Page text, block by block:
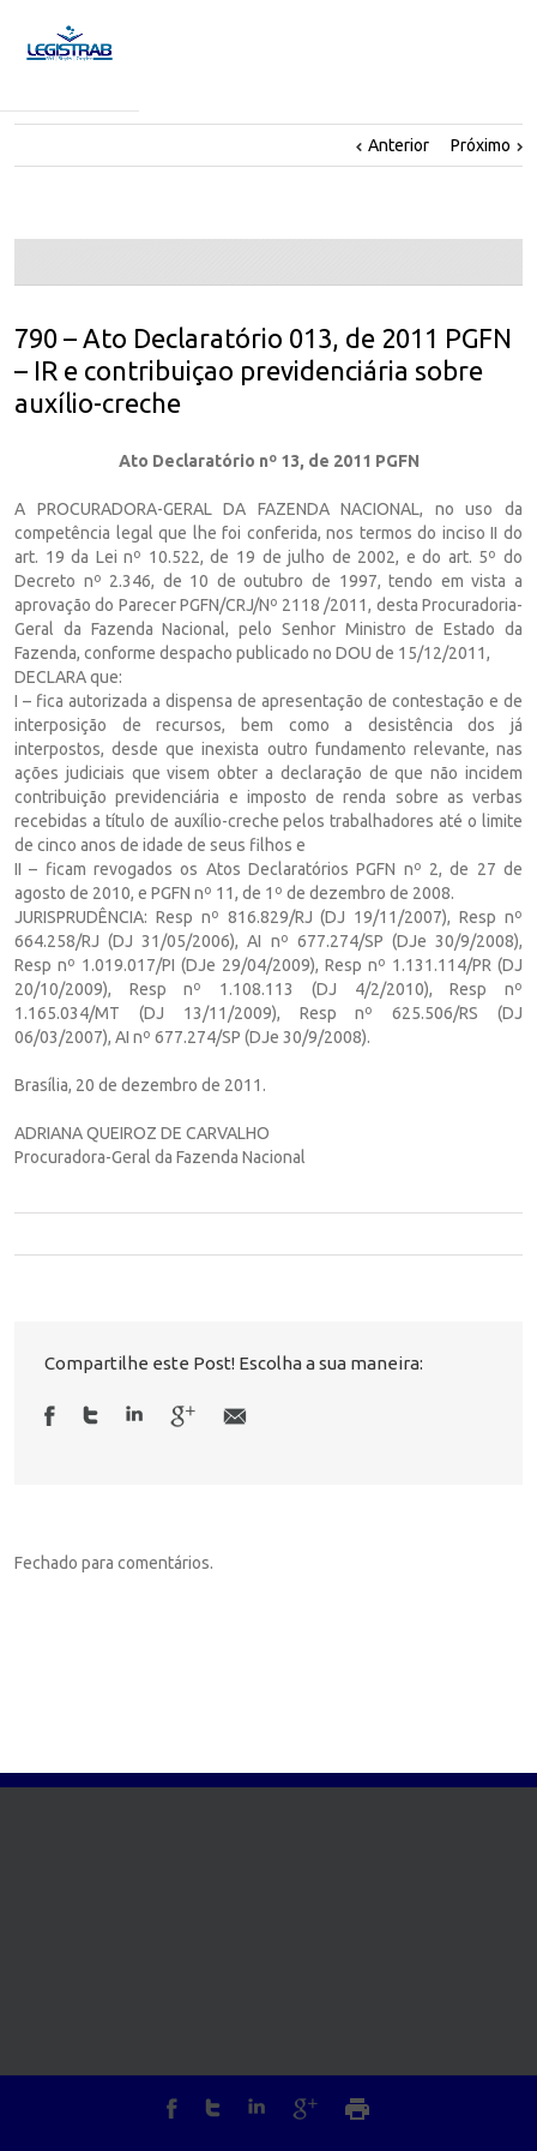
Anterior Próximo
790 – Ato Declaratório 013, de 2011 PGFN
– IR e contribuiçao previdenciária sobre
auxílio-creche
Ato Declaratório nº 13, de 2011 PGFN
A PROCURADORA-GERAL DA FAZENDA NACIONAL, no uso da
competência legal que lhe foi conferida, nos termos do inciso II do
art. 19 da Lei nº 10.522, de 19 de julho de 2002, e do art. 5º do
Decreto nº 2.346, de 10 de outubro de 1997, tendo em vista a
aprovação do Parecer PGFN/CRJ/Nº 2118 /2011, desta Procuradoria-
Geral da Fazenda Nacional, pelo Senhor Ministro de Estado da
Fazenda, conforme despacho publicado no DOU de 15/12/2011,
DECLARA que:
I – fica autorizada a dispensa de apresentação de contestação e de
interposição de recursos, bem como a desistência dos já
interpostos, desde que inexista outro fundamento relevante, nas
ações judiciais que visem obter a declaração de que não incidem
contribuição previdenciária e imposto de renda sobre as verbas
recebidas a título de auxílio-creche pelos trabalhadores até o limite
de cinco anos de idade de seus filhos e
II – ficam revogados os Atos Declaratórios PGFN nº 2, de 27 de
agosto de 2010, e PGFN nº 11, de 1º de dezembro de 2008.
JURISPRUDÊNCIA: Resp nº 816.829/RJ (DJ 19/11/2007), Resp nº
664.258/RJ (DJ 31/05/2006), AI nº 677.274/SP (DJe 30/9/2008),
Resp nº 1.019.017/PI (DJe 29/04/2009), Resp nº 1.131.114/PR (DJ
20/10/2009), Resp nº 1.108.113 (DJ 4/2/2010), Resp nº
1.165.034/MT (DJ 13/11/2009), Resp nº 625.506/RS (DJ
06/03/2007), AI nº 677.274/SP (DJe 30/9/2008).
Brasília, 20 de dezembro de 2011.
ADRIANA QUEIROZ DE CARVALHO
Procuradora-Geral da Fazenda Nacional
Compartilhe este Post! Escolha a sua maneira:
Fechado para comentários.